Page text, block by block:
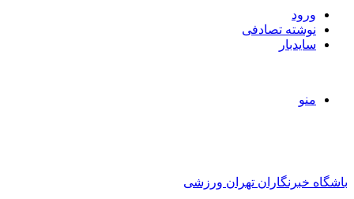
ورود
نوشته تصادفی
سایدبار
منو
باشگاه خبرنگاران تهران ورزشی